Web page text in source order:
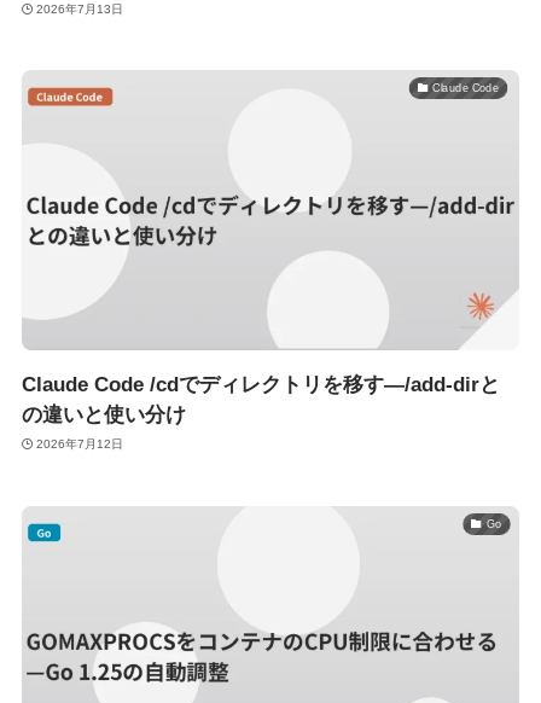
2026年7月13日
Claude Code
Claude Code /cdでディレクトリを移す—/add-dirと
の違いと使い分け
2026年7月12日
Go